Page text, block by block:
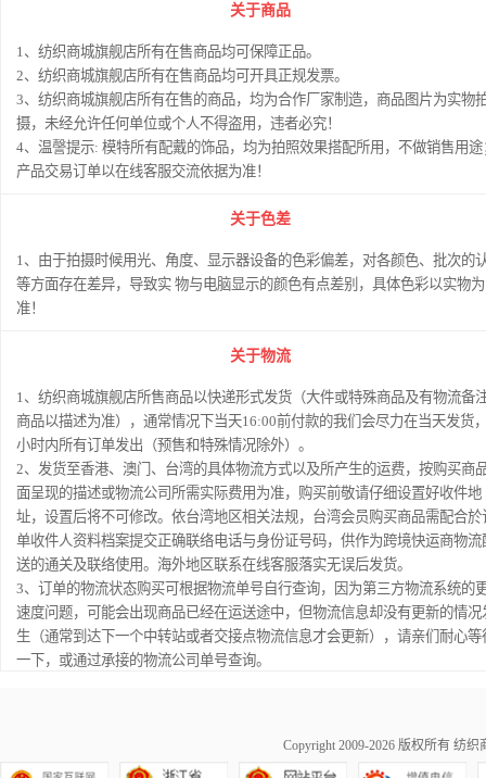
关于商品
1、纺织商城旗舰店所有在售商品均可保障正品。
2、纺织商城旗舰店所有在售商品均可开具正规发票。
3、纺织商城旗舰店所有在售的商品，均为合作厂家制造，商品图片为实物
摄，未经允许任何单位或个人不得盗用，违者必究！
4、温謦提示: 模特所有配戴的饰品，均为拍照效果搭配所用，不做销售用途
产品交易订单以在线客服交流依据为准！
关于色差
1、由于拍摄时候用光、角度、显示器设备的色彩偏差，对各颜色、批次的
等方面存在差异，导致实 物与电脑显示的颜色有点差别，具体色彩以实物为
准！
关于物流
1、纺织商城旗舰店所售商品以快递形式发货（大件或特殊商品及有物流备
商品以描述为准），通常情况下当天16:00前付款的我们会尽力在当天发货
小时内所有订单发出（预售和特殊情况除外）。
2、发货至香港、澳门、台湾的具体物流方式以及所产生的运费，按购买商
面呈现的描述或物流公司所需实际费用为准，购买前敬请仔细设置好收件地
址，设置后将不可修改。依台湾地区相关法规，台湾会员购买商品需配合於
单收件人资料档案提交正确联络电话与身份证号码，供作为跨境快运商物流
送的通关及联络使用。海外地区联系在线客服落实无误后发货。
3、订单的物流状态购买可根据物流单号自行查询，因为第三方物流系统的
速度问题，可能会出现商品已经在运送途中，但物流信息却没有更新的情况
生（通常到达下一个中转站或者交接点物流信息才会更新），请亲们耐心等
一下，或通过承接的物流公司单号查询。
Copyright 2009-2026 版权所有 纺织